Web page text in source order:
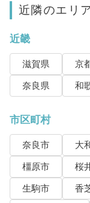
近隣のエリ
近畿
滋賀県 京
奈良県
和
市区町村
奈良市 大
橿原市
桜
生駒市
香